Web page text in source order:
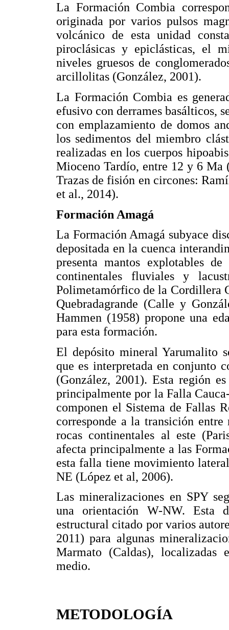
La Formación Combia
originada por varios pulsos
volcánico de esta unidad
piroclásicas y epiclásticas, el
niveles gruesos de
arcillolitas (González, 2001).
La Formación Combia es
efusivo con derrames basálticos,
con emplazamiento de domos
los sedimentos del miembro
realizadas en los cuerpos
Mioceno Tardío, entre 12 y 6 Ma
Trazas de fisión en circones:
et al., 2014).
Formación Amagá
La Formación Amagá subyace
depositada en la cuenca
presenta mantos explotables
continentales fluviales y
Polimetamórfico de la Cordillera
Quebradagrande (Calle y
Hammen (1958) propone una
para esta formación.
El depósito mineral Yarumalito
que es interpretada en conjunto
(González, 2001). Esta región
principalmente por la Falla
componen el Sistema de Fallas
corresponde a la transición
rocas continentales al este
afecta principalmente a las
esta falla tiene movimiento
NE (López et al, 2006).
Las mineralizaciones en SPY
una orientación W-NW. Esta
estructural citado por varios
2011) para algunas
Marmato (Caldas), localizadas
medio.
METODOLOGÍA